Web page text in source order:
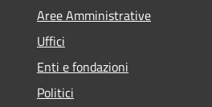
Aree Amministrative
Uffici
Enti e fondazioni
Politici